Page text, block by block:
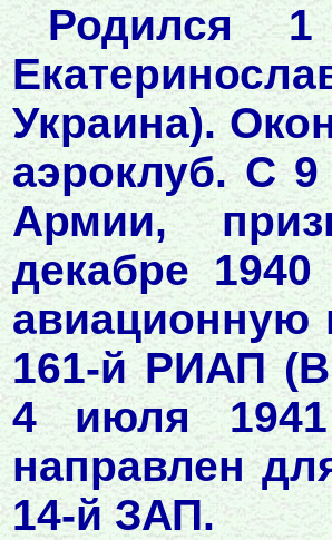
Родился
Украина).
аэроклуб. С
Армии,
декабре
авиационную
161-й РИАП
4 июля
направлен
14-й ЗАП.